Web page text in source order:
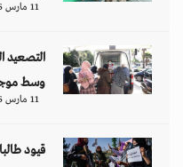
11 مارس 2026 - 11:19
التصعيد
وسط
11 مارس 2026 - 10:26
قيود